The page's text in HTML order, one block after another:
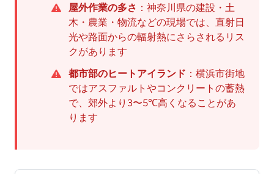
屋外作業の多さ ：神奈川県の建設・土
木・農業・物流などの現場では、直射日
光や路面からの輻射熱にさらされるリス
クがあります
都市部のヒートアイランド ：横浜市街地
ではアスファルトやコンクリートの蓄熱
で、郊外より3〜5℃高くなることがあ
ります